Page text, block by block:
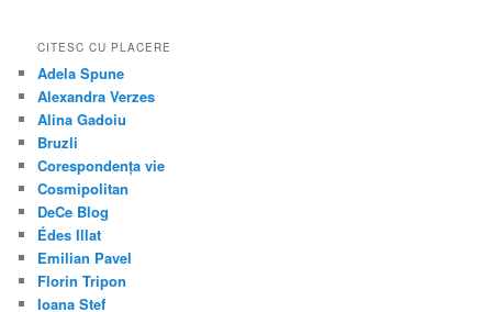
CITESC CU PLACERE
Adela Spune
Alexandra Verzes
Alina Gadoiu
Bruzli
Corespondența vie
Cosmipolitan
DeCe Blog
Édes Illat
Emilian Pavel
Florin Tripon
Ioana Stef